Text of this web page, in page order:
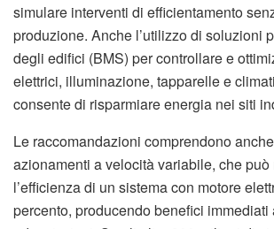
simulare interventi di efficientamento
produzione. Anche l’utilizzo di soluzioni
degli edifici (BMS) per controllare e
elettrici, illuminazione, tapparelle e
consente di risparmiare energia nei siti
Le raccomandazioni comprendono
azionamenti a velocità variabile, che
l’efficienza di un sistema con motore
percento, producendo benefici